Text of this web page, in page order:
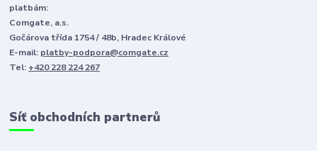
platbám:
Comgate, a.s.
Gočárova třída 1754 / 48b, Hradec Králové
E-mail: platby-podpora@comgate.cz
Tel: +420 228 224 267
Síť obchodních partnerů